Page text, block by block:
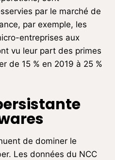
par le marché de
par exemple, les
entreprises aux
vu leur part des primes
de 15 % en 2019 à 25 %
de dominer le
Les données du NCC